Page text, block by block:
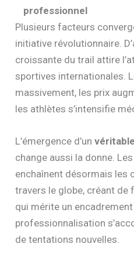
professionnel
Plusieurs facteurs
initiative révolutionnaire.
croissante du trail attire
sportives internationales.
massivement, les prix
les athlètes s’intensifie
L’émergence d’un
change aussi la donne.
enchaînent désormais les
travers le globe, créant
qui mérite un
professionnalisation
de tentations nouvelles.